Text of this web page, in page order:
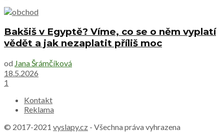
Bakšiš v Egyptě? Víme, co se o něm vyplatí
vědět a jak nezaplatit příliš moc
od Jana Šrámčíková
18.5.2026
1
Kontakt
Reklama
© 2017-2021 vyslapy.cz - Všechna práva vyhrazena